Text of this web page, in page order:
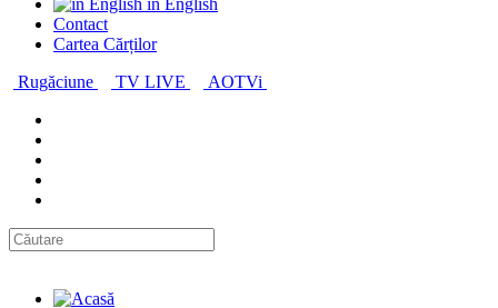
in English
Contact
Cartea Cărților
Rugăciune
TV LIVE AOTVi